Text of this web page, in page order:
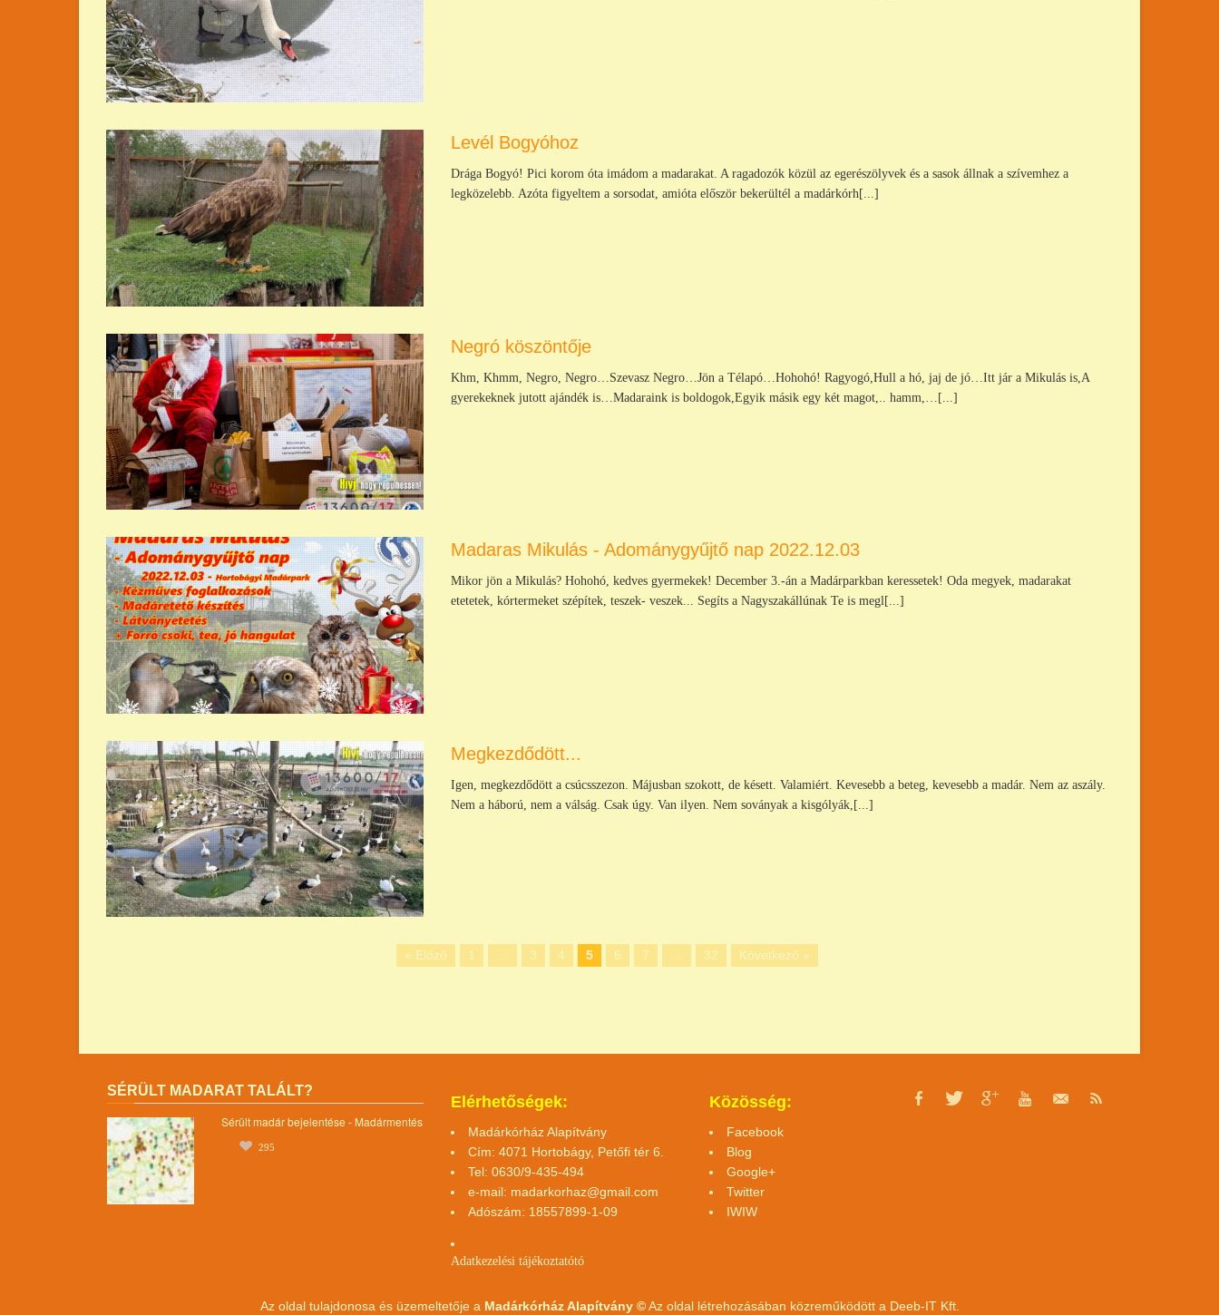
Levél Bogyóhoz
Drága Bogyó! Pici korom óta imádom a madarakat. A ragadozók közül az egerészölyvek és a sasok állnak a szívemhez a
legközelebb. Azóta figyeltem a sorsodat, amióta először bekerültél a madárkórh[...]
Negró köszöntője
Khm, Khmm, Negro, Negro…Szevasz Negro…Jön a Télapó…Hohohó! Ragyogó,Hull a hó, jaj de jó…Itt jár a Mikulás is,A
gyerekeknek jutott ajándék is…Madaraink is boldogok,Egyik másik egy két magot,.. hamm,…[...]
Madaras Mikulás - Adománygyűjtő nap 2022.12.03
Mikor jön a Mikulás? Hohohó, kedves gyermekek! December 3.-án a Madárparkban keressetek! Oda megyek, madarakat
etetetek, kórtermeket szépítek, teszek- veszek... Segíts a Nagyszakállúnak Te is megl[...]
Megkezdődött...
Igen, megkezdődött a csúcsszezon. Májusban szokott, de késett. Valamiért. Kevesebb a beteg, kevesebb a madár. Nem az aszály.
Nem a háború, nem a válság. Csak úgy. Van ilyen. Nem soványak a kisgólyák,[...]
« Előző 1 3 4 5 6 7 32 Következő »
SÉRÜLT MADARAT TALÁLT?
Sérült madár bejelentése - Madármentés
295
Elérhetőségek:
Madárkórház Alapítvány
Cím: 4071 Hortobágy, Petőfi tér 6.
Tel: 0630/9-435-494
e-mail: madarkorhaz@gmail.com
Adószám: 18557899-1-09
Adatkezelési tájékoztatótó
Közösség:
Facebook
Blog
Google+
Twitter
IWIW
Az oldal tulajdonosa és üzemeltetője a Madárkórház Alapítvány ©Az oldal létrehozásában közreműködött a Deeb-IT Kft.